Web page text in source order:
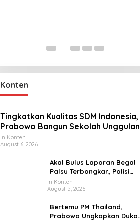
Konten
Tingkatkan Kualitas SDM Indonesia,
Prabowo Bangun Sekolah Unggulan
hingga Undang Universitas Terbaik
Dunia
In Konten
August 6, 2026
Akal Bulus Laporan Begal
Palsu Terbongkar, Polisi
Ungkap Penggelapan Uang
Perusahaan untuk Crypto
In Konten
August 5, 2026
Bertemu PM Thailand,
Prabowo Ungkapkan Duka